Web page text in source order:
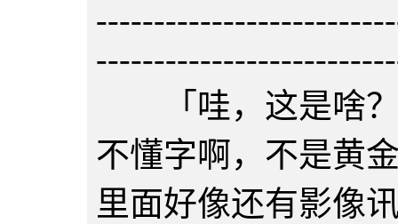
「哇，这是啥？
不懂字啊，不是黄
里面好像还有影像